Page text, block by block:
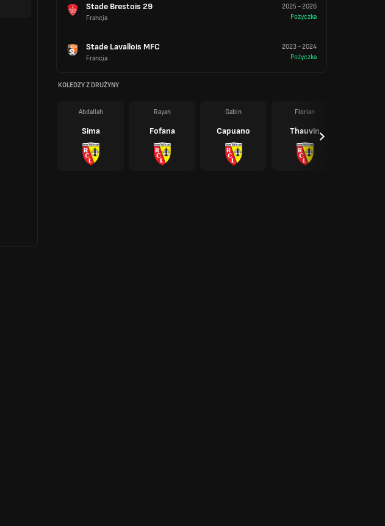
Stade Brestois 29
Francja
2025 -2026
Pożyczka
Stade Lavallois MFC
Francja
2023-2024
Pożyczka
KOLEDZY Z DRUŻYNY
Abdallah
Sima
Rayan
Fofana
Gabin
Capuano
Florian
Thauvin